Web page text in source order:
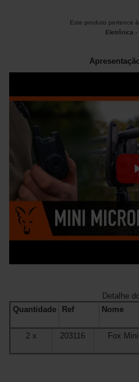
Este produto pertence
Eletrônica -
Detalhe
Quantidade
Ref
Nome
2x 203116 Fox